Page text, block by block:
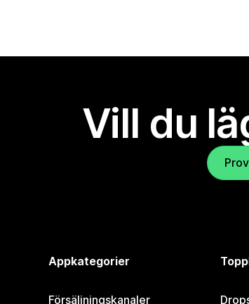
Vill du
Appkategorier
Försäljningskanaler